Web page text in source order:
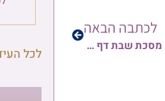
לכתבה הבאה
הדף היומי באתר המאורות מדי יום – מסכת שבת דף קכ"ה – קכ"ו | האזנה עריבה! לכל